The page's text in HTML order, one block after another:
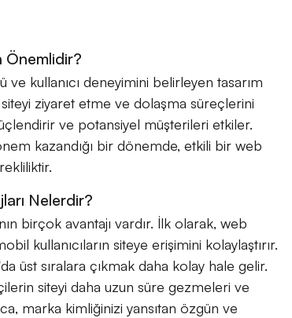
Önemlidir?
kullanıcı deneyimini belirleyen tasarım
siteyi ziyaret etme ve dolaşma süreçlerini
ve potansiyel müşterileri etkiler.
kazandığı bir dönemde, etkili bir web
Nelerdir?
birçok avantajı vardır. İlk olarak, web
kullanıcıların siteye erişimini kolaylaştırır.
üst sıralara çıkmak daha kolay hale gelir.
siteyi daha uzun süre gezmeleri ve
marka kimliğinizi yansıtan özgün ve